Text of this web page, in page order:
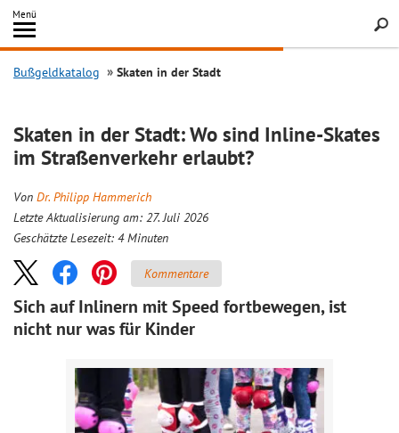
Inhalt
springen
Menü
Search
Bußgeldkatalog Skaten in der Stadt
Skaten in der Stadt: Wo sind Inline-Skates
im Straßenverkehr erlaubt?
Von Dr. Philipp Hammerich
Letzte Aktualisierung am: 27. Juli 2026
Geschätzte Lesezeit: 4 Minuten
Kommentare
Sich auf Inlinern mit Speed fortbewegen, ist
nicht nur was für Kinder